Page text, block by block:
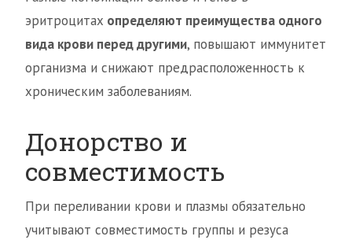
эритроцитах определяют преимущества одного
вида крови перед другими, повышают иммунитет
организма и снижают предрасположенность к
хроническим заболеваниям.
Донорство и
совместимость
При переливании крови и плазмы обязательно
учитывают совместимость группы и резуса